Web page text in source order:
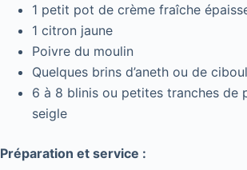
1 petit pot de crème fraîche
1 citron jaune
Poivre du moulin
Quelques brins d’aneth ou de
6 à 8 blinis ou petites tranches de
seigle
Préparation et service :